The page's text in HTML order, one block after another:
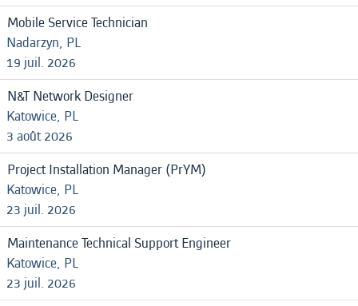
Mobile Service Technician
Nadarzyn, PL
19 juil. 2026
N&T Network Designer
Katowice, PL
3 août 2026
Project Installation Manager (PrYM)
Katowice, PL
23 juil. 2026
Maintenance Technical Support Engineer
Katowice, PL
23 juil. 2026